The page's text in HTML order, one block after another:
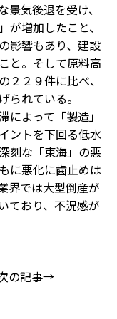
気後退を受け、
増加したこと、
影響もあり、建設
と。そして原料高
２２９件に比べ、
られている。
よって「製造」
ントを下回る低水
刻な「東海」の悪
に悪化に歯止めは
界では大型倒産が
ており、不況感が
の記事→